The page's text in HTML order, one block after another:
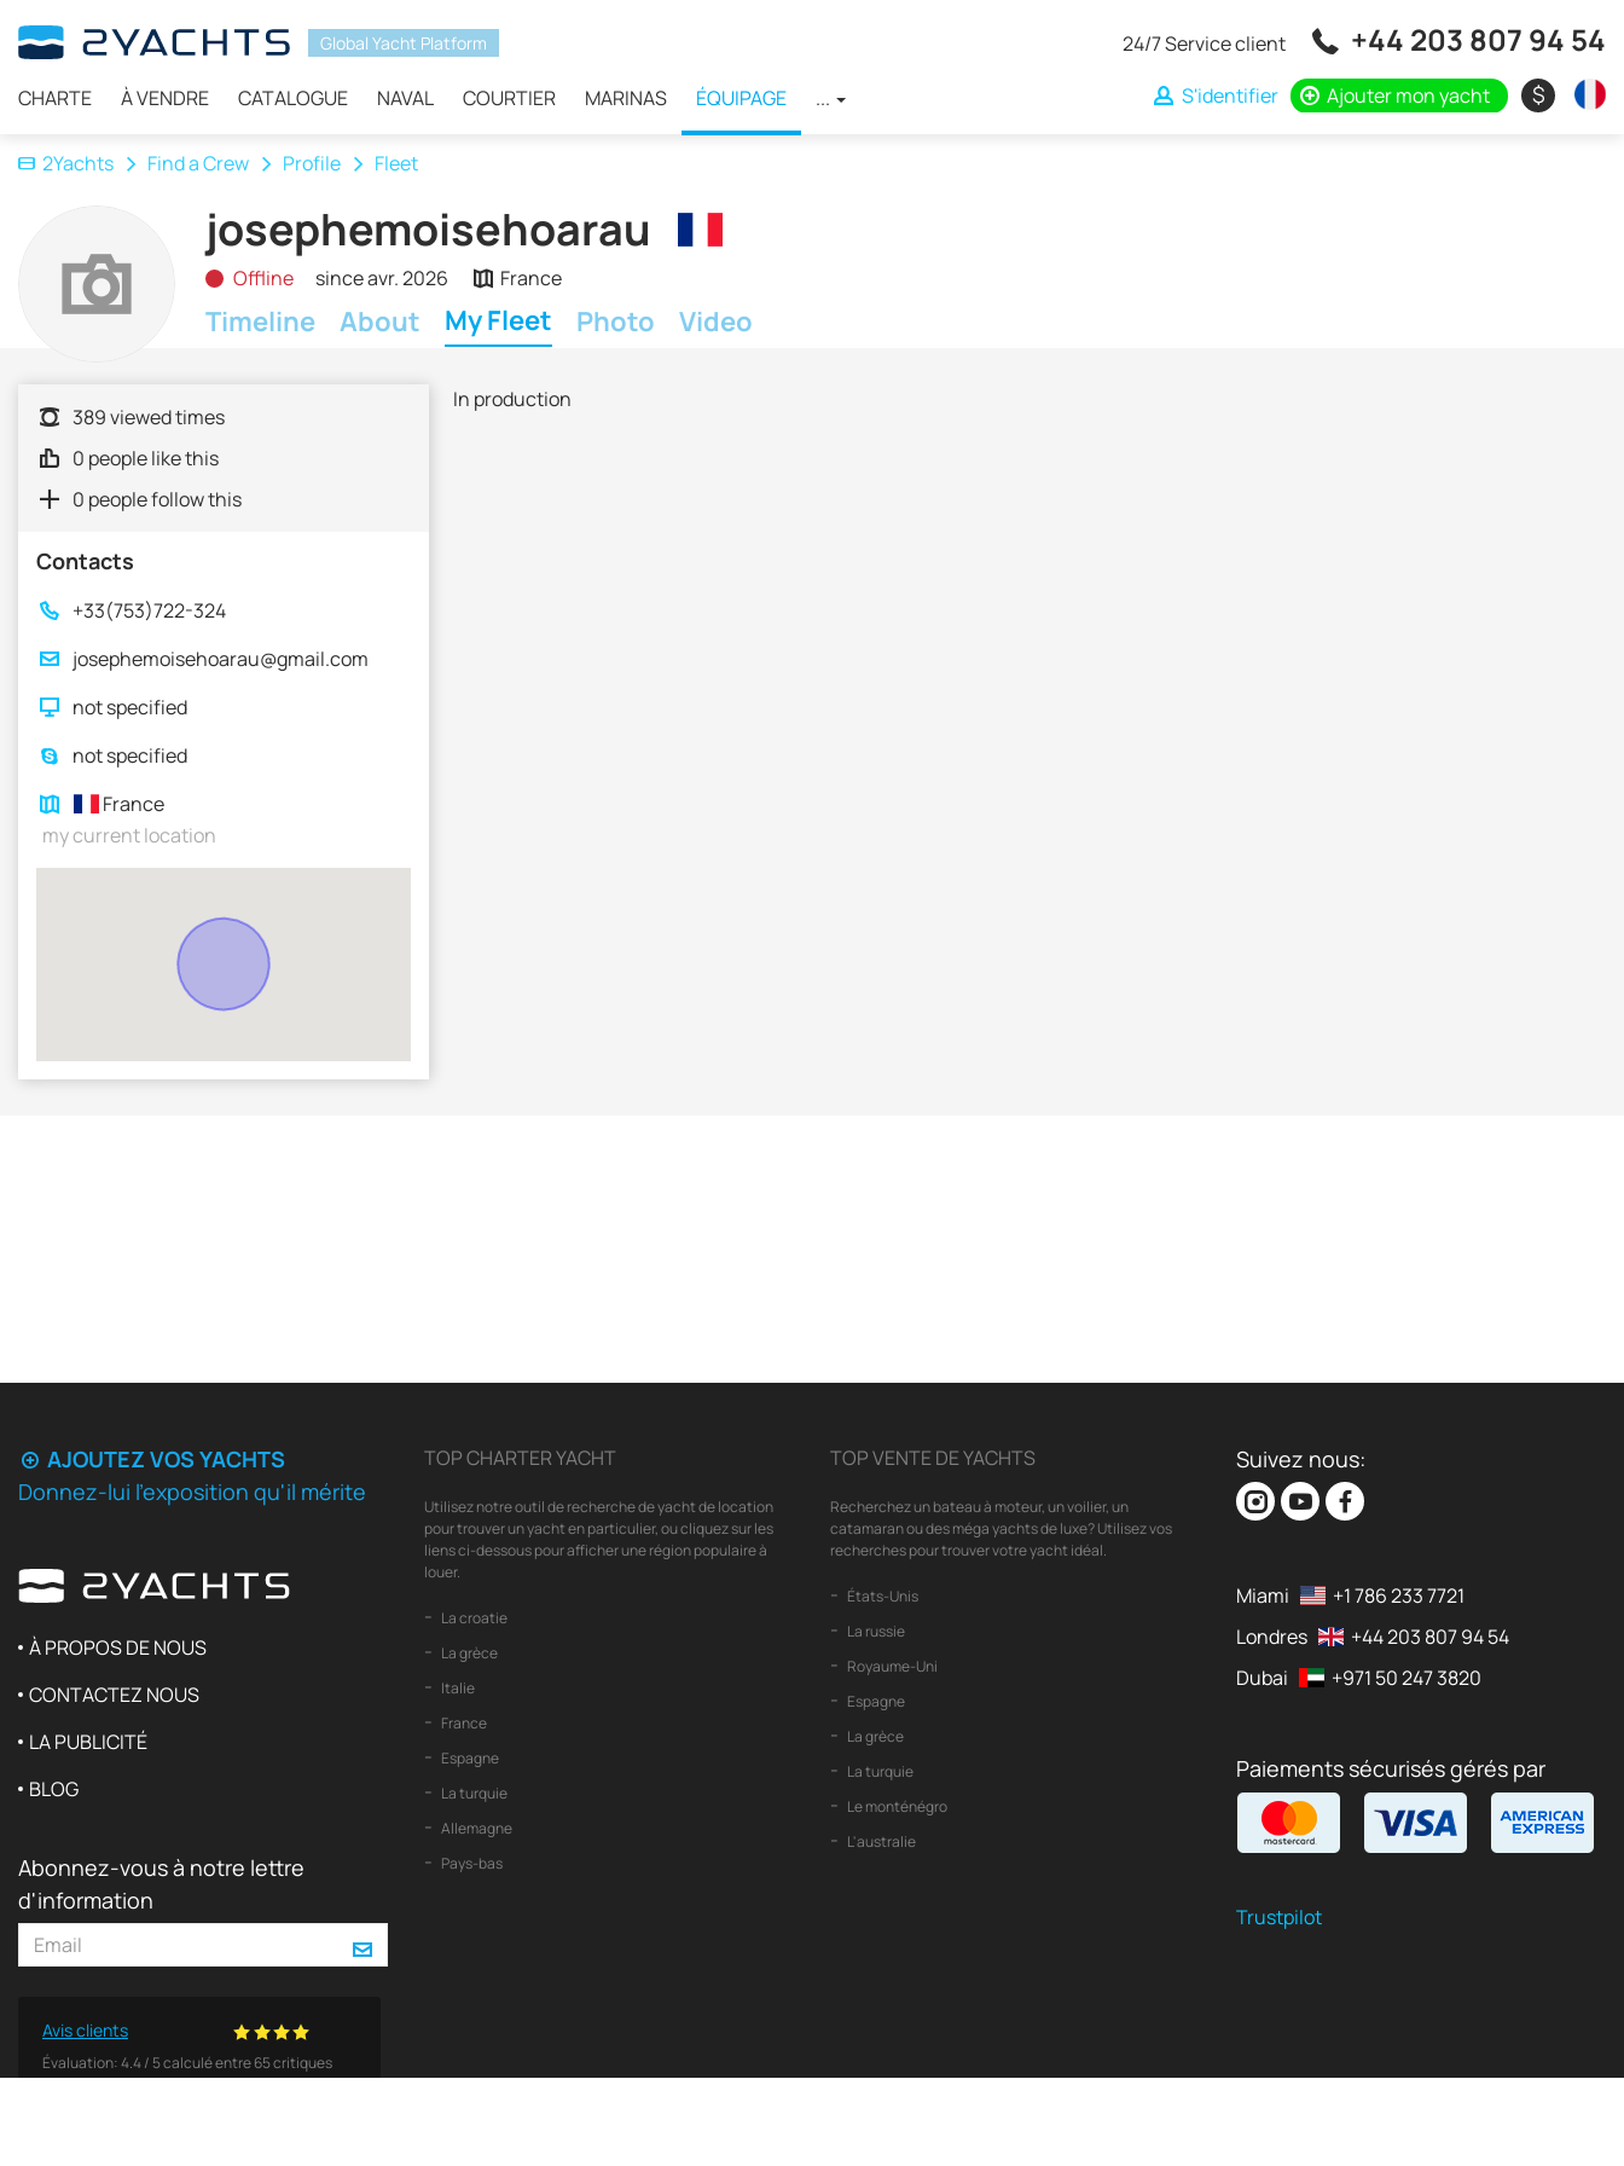
Global Yacht Platform
CHARTE À VENDRE CATALOGUE NAVAL COURTIER MARINAS ÉQUIPAGE ...
24/7 Service client +44 203 807 94 54
S'identifier Ajouter mon yacht $
2Yachts Find a Crew Profile Fleet
josephemoisehoarau
Offline since avr. 2026 France
Timeline About My Fleet Photo Video
389 viewed times
0 people like this
0 people follow this
Contacts
+33(753)722-324
josephemoisehoarau@gmail.com
not specified
not specified
France
my current location
In production
AJOUTEZ VOS YACHTS
Donnez-lui l'exposition qu'il mérite
À PROPOS DE NOUS
CONTACTEZ NOUS
LA PUBLICITÉ
BLOG
Abonnez-vous à notre lettre
d'information
Avis clients
Évaluation:4.4/ 5calculé entre65critiques
TOP CHARTER YACHT
Utilisez notre outil de recherche de yacht de location
pour trouver un yacht en particulier, ou cliquez sur les
liens ci-dessous pour afficher une région populaire à
louer.
La croatie
La grèce
Italie
France
Espagne
La turquie
Allemagne
Pays-bas
TOP VENTE DE YACHTS
Recherchez un bateau à moteur, un voilier, un
catamaran ou des méga yachts de luxe? Utilisez vos
recherches pour trouver votre yacht idéal.
États-Unis
La russie
Royaume-Uni
Espagne
La grèce
La turquie
Le monténégro
L'australie
Suivez nous:
Miami
+1 786 233 7721
Londres
+44 203 807 94 54
Dubai
+971 50 247 3820
Paiements sécurisés gérés par
Trustpilot